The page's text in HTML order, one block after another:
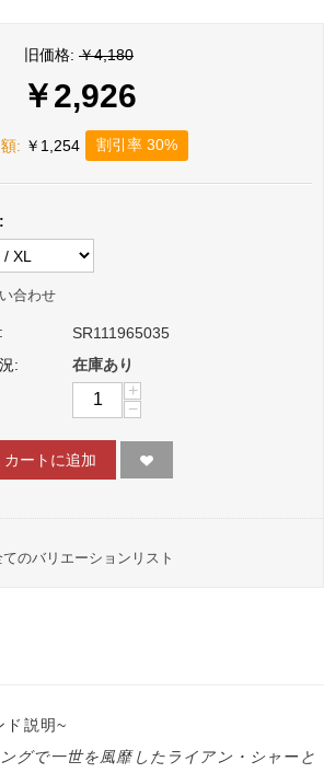
旧価格: ￥4,180
￥2,926
: ￥ 1,254 割引率 30%
合わせ
SR111965035
:
在庫あり
+
−
カートに追加
てのバリエーションリスト
ド説明~
グで一世を風靡したライアン・シャーと